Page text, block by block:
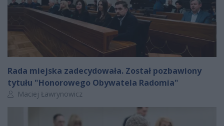
Rada miejska zadecydowała. Został pozbawiony
tytułu "Honorowego Obywatela Radomia"
Autor artykułu:
Maciej Ławrynowicz